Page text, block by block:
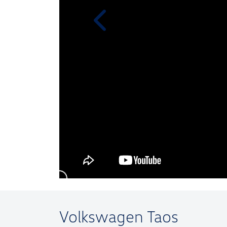
templates.template-
Volkswagen Taos